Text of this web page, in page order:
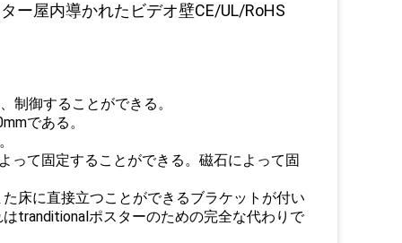
ー屋内導かれたビデオ壁CE/UL/RoHS
制御することができる。
である。
って固定することができる。磁石によって固
床に直接立つことができるブラケットが付い
tranditionalポスターのための完全な代わりで